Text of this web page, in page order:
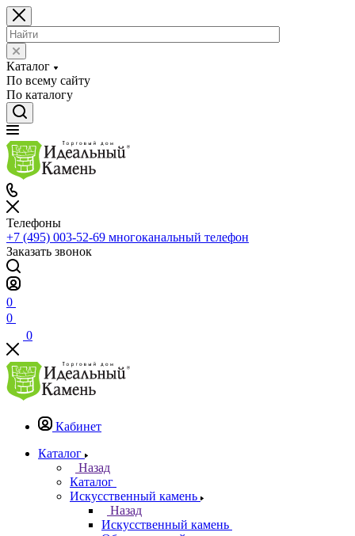
Каталог
По всему сайту
По каталогу
Телефоны
+7 (495) 003-52-69 многоканальный телефон
Заказать звонок
0
0
0
Кабинет
Каталог
Назад
Каталог
Искусственный камень
Назад
Искусственный камень